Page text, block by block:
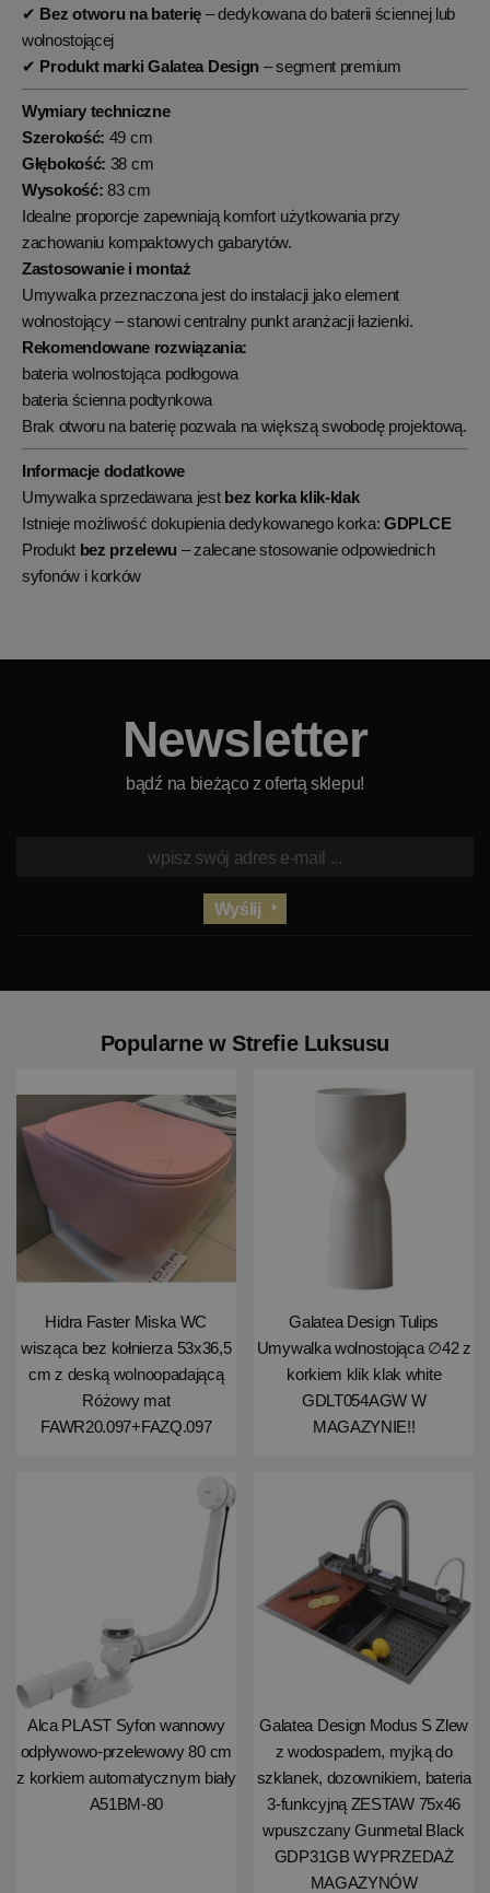
✔ Bez otworu na baterię – dedykowana do baterii ściennej lub
wolnostojącej
✔ Produkt marki Galatea Design – segment premium
Wymiary techniczne
Szerokość: 49 cm
Głębokość: 38 cm
Wysokość: 83 cm
Idealne proporcje zapewniają komfort użytkowania przy
zachowaniu kompaktowych gabarytów.
Zastosowanie i montaż
Umywalka przeznaczona jest do instalacji jako element
wolnostojący – stanowi centralny punkt aranżacji łazienki.
Rekomendowane rozwiązania:
bateria wolnostojąca podłogowa
bateria ścienna podtynkowa
Brak otworu na baterię pozwala na większą swobodę projektową.
Informacje dodatkowe
Umywalka sprzedawana jest bez korka klik-klak
Istnieje możliwość dokupienia dedykowanego korka: GDPLCE
Produkt bez przelewu – zalecane stosowanie odpowiednich
syfonów i korków
Newsletter
bądź na bieżąco z ofertą sklepu!
Wyślij
Popularne w Strefie Luksusu
Hidra Faster Miska WC
wisząca bez kołnierza 53x36,5
cm z deską wolnoopadającą
Różowy mat
FAWR20.097+FAZQ.097
Galatea Design Tulips
Umywalka wolnostojąca ∅42 z
korkiem klik klak white
GDLT054AGW W
MAGAZYNIE!!
Alca PLAST Syfon wannowy
odpływowo-przelewowy 80 cm
z korkiem automatycznym biały
A51BM-80
Galatea Design Modus S Zlew
z wodospadem, myjką do
szklanek, dozownikiem, bateria
3-funkcyjną ZESTAW 75x46
wpuszczany Gunmetal Black
GDP31GB WYPRZEDAŻ
MAGAZYNÓW